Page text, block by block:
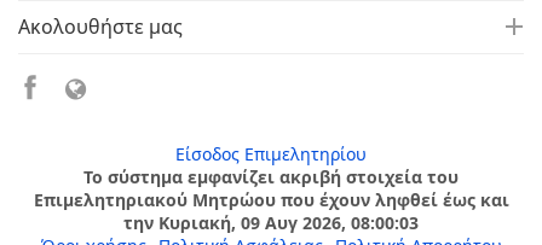
Ακολουθήστε μας
Είσοδος Επιμελητηρίου
Το σύστημα εμφανίζει ακριβή στοιχεία του
Επιμελητηριακού Μητρώου που έχουν ληφθεί έως και
την Κυριακή, 09 Αυγ 2026, 08:00:03